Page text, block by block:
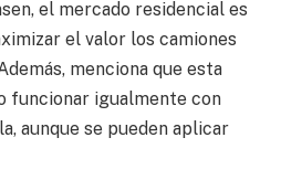
el mercado residencial es
el valor los camiones
menciona que esta
funcionar igualmente con
aunque se pueden aplicar